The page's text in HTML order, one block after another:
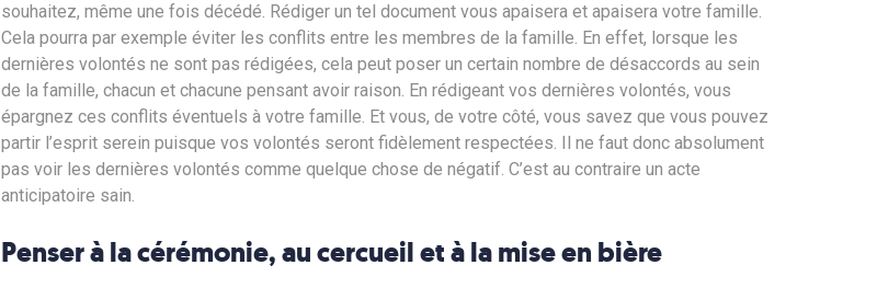
souhaitez, même une fois décédé. Rédiger un tel document vous apaisera et apaisera votre famille.
Cela pourra par exemple éviter les conflits entre les membres de la famille. En effet, lorsque les
dernières volontés ne sont pas rédigées, cela peut poser un certain nombre de désaccords au sein
de la famille, chacun et chacune pensant avoir raison. En rédigeant vos dernières volontés, vous
épargnez ces conflits éventuels à votre famille. Et vous, de votre côté, vous savez que vous pouvez
partir l’esprit serein puisque vos volontés seront fidèlement respectées. Il ne faut donc absolument
pas voir les dernières volontés comme quelque chose de négatif. C’est au contraire un acte
anticipatoire sain.
Penser à la cérémonie, au cercueil et à la mise en bière